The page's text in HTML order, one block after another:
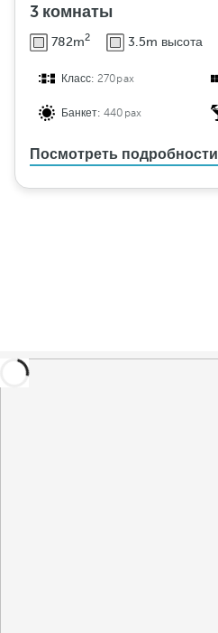
3 комнаты
782m2 3.5m высота
Класс:270pax
Банкет:440pax
Посмотреть подробности